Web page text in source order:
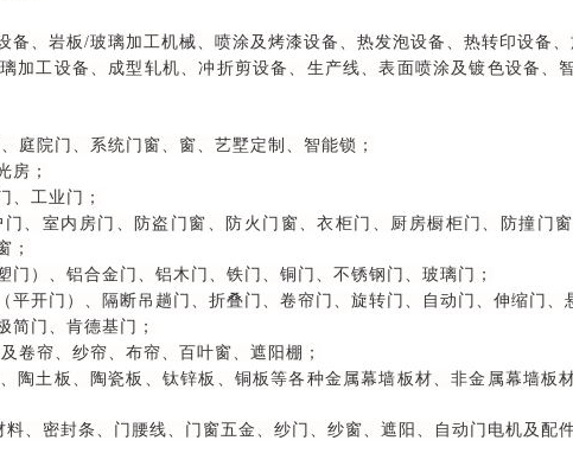
备、岩板/玻璃加工机械、喷涂及烤漆设备、热发泡设备、热转印设备、
加工设备、成型轧机、冲折剪设备、生产线、表面喷涂及镀色设备、
庭院门、系统门窗、窗、艺墅定制、智能锁；
房；
、工业门；
门、室内房门、防盗门窗、防火门窗、衣柜门、厨房橱柜门、防撞门
；
门）、铝合金门、铝木门、铁门、铜门、不锈钢门、玻璃门；
平开门）、隔断吊趟门、折叠门、卷帘门、旋转门、自动门、伸缩门、
简门、肯德基门；
卷帘、纱帘、布帘、百叶窗、遮阳棚；
陶土板、陶瓷板、钛锌板、铜板等各种金属幕墙板材、非金属幕墙板
、密封条、门腰线、门窗五金、纱门、纱窗、遮阳、自动门电机及配